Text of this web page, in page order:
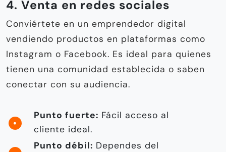
4. Venta en redes sociales
Conviértete en un emprendedor digital
vendiendo productos en plataformas como
Instagram o Facebook. Es ideal para quienes
tienen una comunidad establecida o saben
conectar con su audiencia.
Punto fuerte: Fácil acceso al
cliente ideal.
Punto débil: Dependes del